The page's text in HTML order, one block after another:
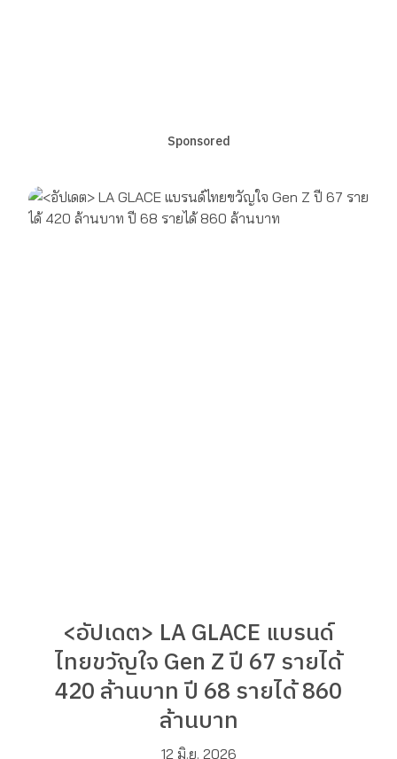
Sponsored
<อัปเดต> LA GLACE แบรนด์
ไทยขวัญใจ Gen Z ปี 67 รายได้
420 ล้านบาท ปี 68 รายได้ 860
ล้านบาท
12 มิ.ย. 2026